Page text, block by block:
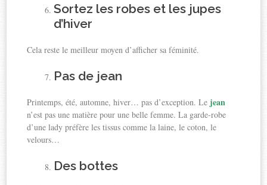
Sortez les robes et les jupes
d’hiver
Cela reste le meilleur moyen d’afficher sa féminité.
Pas de jean
Printemps, été, automne, hiver… pas d’exception. Le jean
n’est pas une matière pour une belle femme. La garde-robe
d’une lady préfère les tissus comme la laine, le coton, le
velours…
Des bottes